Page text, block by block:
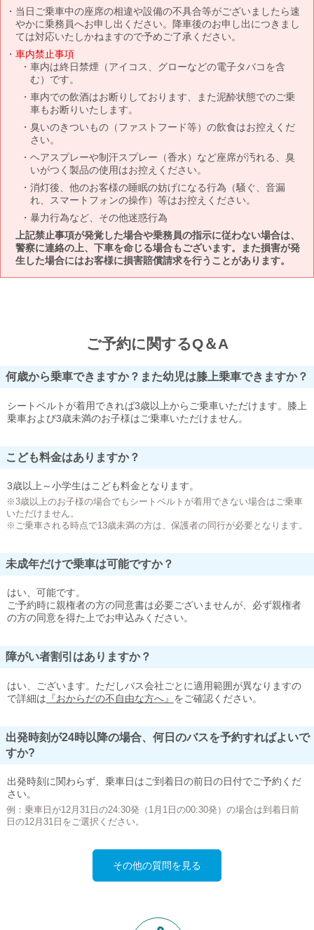
当日ご乗車中の座席の相違や設備の不具合等がございましたら速
やかに乗務員へお申し出ください。降車後のお申し出につきまし
ては対応いたしかねますので予めご了承ください。
車内禁止事項
車内は終日禁煙（アイコス、グローなどの電子タバコを含
む）です。
車内での飲酒はお断りしております、また泥酔状態でのご乗
車もお断りいたします。
臭いのきついもの（ファストフード等）の飲食はお控えくだ
さい。
ヘアスプレーや制汗スプレー（香水）など座席が汚れる、臭
いがつく製品の使用はお控えください。
消灯後、他のお客様の睡眠の妨げになる行為（騒ぐ、音漏
れ、スマートフォンの操作）等はお控えください。
暴力行為など、その他迷惑行為
上記禁止事項が発覚した場合や乗務員の指示に従わない場合は、
警察に連絡の上、下車を命じる場合もございます。また損害が発
生した場合にはお客様に損害賠償請求を行うことがあります。
ご予約に関するQ＆A
何歳から乗車できますか？また幼児は膝上乗車できますか？
シートベルトが着用できれば3歳以上からご乗車いただけます。膝上
乗車および3歳未満のお子様はご乗車いただけません。
こども料金はありますか？
3歳以上～小学生はこども料金となります。
※3歳以上のお子様の場合でもシートベルトが着用できない場合はご乗車
いただけません。
※ご乗車される時点で13歳未満の方は、保護者の同行が必要となります。
未成年だけで乗車は可能ですか？
はい、可能です。
ご予約時に親権者の方の同意書は必要ございませんが、必ず親権者
の方の同意を得た上でお申込みください。
障がい者割引はありますか？
はい、ございます。ただしバス会社ごとに適用範囲が異なりますの
で詳細は 『おからだの不自由な方へ』 をご確認ください。
出発時刻が24時以降の場合、何日のバスを予約すればよいで
すか?
出発時刻に関わらず、乗車日はご到着日の前日の日付でご予約くだ
さい。
例：乗車日が12月31日の24:30発（1月1日の00:30発）の場合は到着日前
日の12月31日をご選択ください。
その他の質問を見る